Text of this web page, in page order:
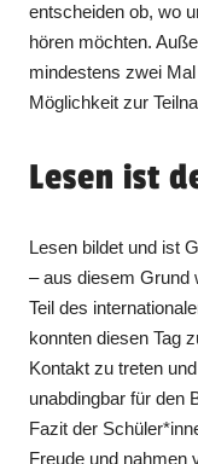
entscheiden ob, wo
hören möchten.
mindestens zwei
Möglichkeit zur
Lesen ist
Lesen bildet und ist
– aus diesem Grund
Teil des
konnten diesen Tag
Kontakt zu treten
unabdingbar für den
Fazit der
Freude und nahmen